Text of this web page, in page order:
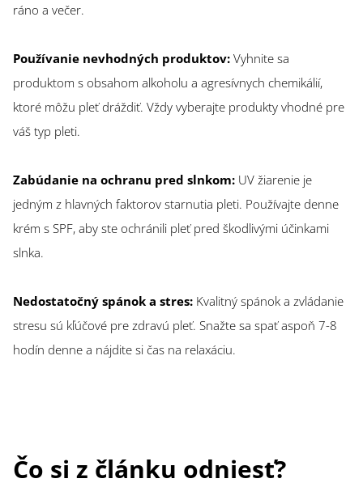
ráno a večer.
Používanie nevhodných produktov: Vyhnite sa
produktom s obsahom alkoholu a agresívnych chemikálií,
ktoré môžu pleť dráždiť. Vždy vyberajte produkty vhodné pre
váš typ pleti.
Zabúdanie na ochranu pred slnkom: UV žiarenie je
jedným z hlavných faktorov starnutia pleti. Používajte denne
krém s SPF, aby ste ochránili pleť pred škodlivými účinkami
slnka.
Nedostatočný spánok a stres: Kvalitný spánok a zvládanie
stresu sú kľúčové pre zdravú pleť. Snažte sa spať aspoň 7-8
hodín denne a nájdite si čas na relaxáciu.
Čo si z článku odniesť?